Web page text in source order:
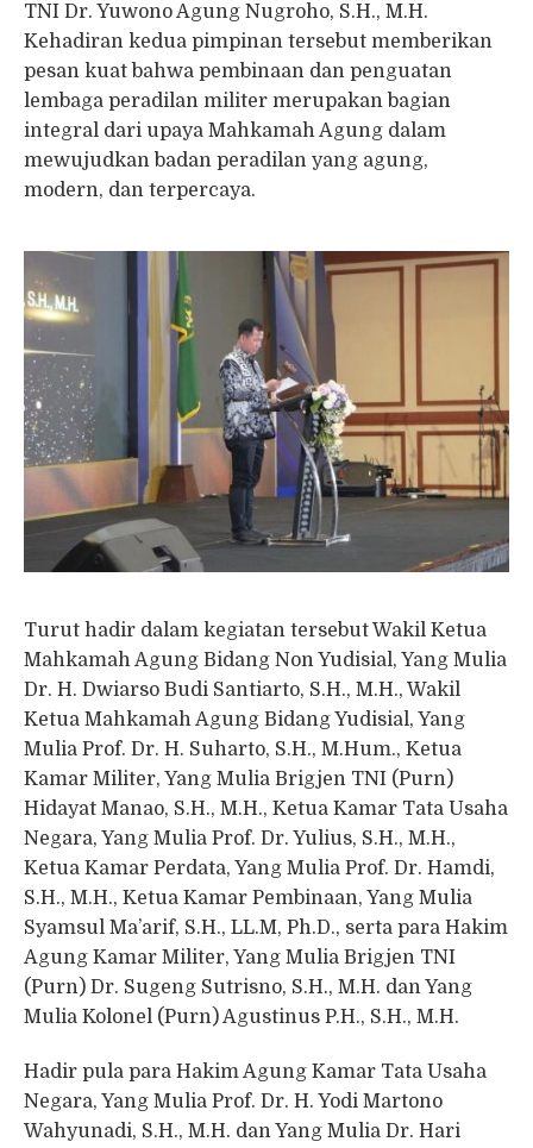
TNI Dr. Yuwono Agung Nugroho, S.H., M.H.
Kehadiran kedua pimpinan tersebut memberikan
pesan kuat bahwa pembinaan dan penguatan
lembaga peradilan militer merupakan bagian
integral dari upaya Mahkamah Agung dalam
mewujudkan badan peradilan yang agung,
modern, dan terpercaya.
Turut hadir dalam kegiatan tersebut Wakil Ketua
Mahkamah Agung Bidang Non Yudisial, Yang Mulia
Dr. H. Dwiarso Budi Santiarto, S.H., M.H., Wakil
Ketua Mahkamah Agung Bidang Yudisial, Yang
Mulia Prof. Dr. H. Suharto, S.H., M.Hum., Ketua
Kamar Militer, Yang Mulia Brigjen TNI (Purn)
Hidayat Manao, S.H., M.H., Ketua Kamar Tata Usaha
Negara, Yang Mulia Prof. Dr. Yulius, S.H., M.H.,
Ketua Kamar Perdata, Yang Mulia Prof. Dr. Hamdi,
S.H., M.H., Ketua Kamar Pembinaan, Yang Mulia
Syamsul Ma’arif, S.H., LL.M, Ph.D., serta para Hakim
Agung Kamar Militer, Yang Mulia Brigjen TNI
(Purn) Dr. Sugeng Sutrisno, S.H., M.H. dan Yang
Mulia Kolonel (Purn) Agustinus P.H., S.H., M.H.
Hadir pula para Hakim Agung Kamar Tata Usaha
Negara, Yang Mulia Prof. Dr. H. Yodi Martono
Wahyunadi, S.H., M.H. dan Yang Mulia Dr. Hari